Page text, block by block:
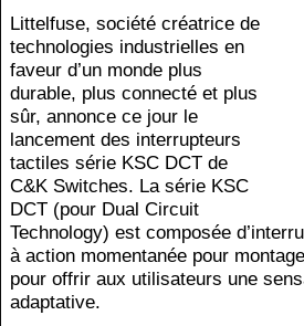
Littelfuse, société créatrice de
technologies industrielles en
faveur d’un monde plus
durable, plus connecté et plus
sûr, annonce ce jour le
lancement des interrupteurs
tactiles série KSC DCT de
C&K Switches. La série KSC
DCT (pour Dual Circuit
Technology) est composée
à action momentanée pour
pour offrir aux utilisateurs une
adaptative.